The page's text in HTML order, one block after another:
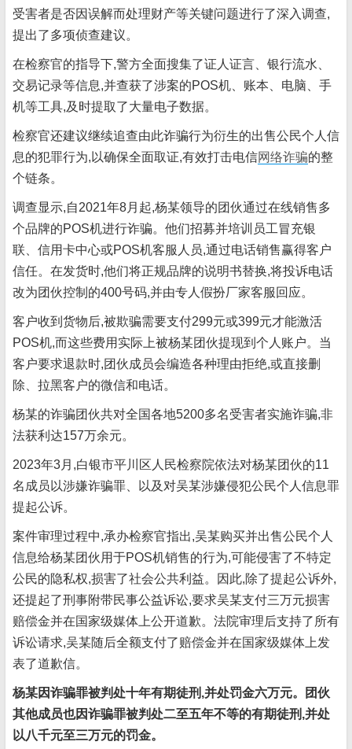
受害者是否因误解而处理财产等关键问题进行了深入调查,
提出了多项侦查建议。
在检察官的指导下,警方全面搜集了证人证言、银行流水、
交易记录等信息,并查获了涉案的POS机、账本、电脑、手
机等工具,及时提取了大量电子数据。
检察官还建议继续追查由此诈骗行为衍生的出售公民个人信
息的犯罪行为,以确保全面取证,有效打击电信网络诈骗的整
个链条。
调查显示,自2021年8月起,杨某领导的团伙通过在线销售多
个品牌的POS机进行诈骗。他们招募并培训员工冒充银
联、信用卡中心或POS机客服人员,通过电话销售赢得客户
信任。在发货时,他们将正规品牌的说明书替换,将投诉电话
改为团伙控制的400号码,并由专人假扮厂家客服回应。
客户收到货物后,被欺骗需要支付299元或399元才能激活
POS机,而这些费用实际上被杨某团伙提现到个人账户。当
客户要求退款时,团伙成员会编造各种理由拒绝,或直接删
除、拉黑客户的微信和电话。
杨某的诈骗团伙共对全国各地5200多名受害者实施诈骗,非
法获利达157万余元。
2023年3月,白银市平川区人民检察院依法对杨某团伙的11
名成员以涉嫌诈骗罪、以及对吴某涉嫌侵犯公民个人信息罪
提起公诉。
案件审理过程中,承办检察官指出,吴某购买并出售公民个人
信息给杨某团伙用于POS机销售的行为,可能侵害了不特定
公民的隐私权,损害了社会公共利益。因此,除了提起公诉外,
还提起了刑事附带民事公益诉讼,要求吴某支付三万元损害
赔偿金并在国家级媒体上公开道歉。法院审理后支持了所有
诉讼请求,吴某随后全额支付了赔偿金并在国家级媒体上发
表了道歉信。
杨某因诈骗罪被判处十年有期徒刑,并处罚金六万元。团伙
其他成员也因诈骗罪被判处二至五年不等的有期徒刑,并处
以八千元至三万元的罚金。